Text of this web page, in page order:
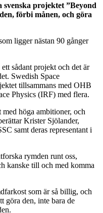
projektet ”Beyond
förbi månen, och göra
ligger nästan 90 gånger
sådant projekt och det är
Swedish Space
tillsammans med OHB
Physics (IRF) med flera.
höga ambitioner, och
Krister Sjölander,
samt deras representant i
rymden runt oss,
kanske till och med komma
som är så billig, och
göra den, inte bara de